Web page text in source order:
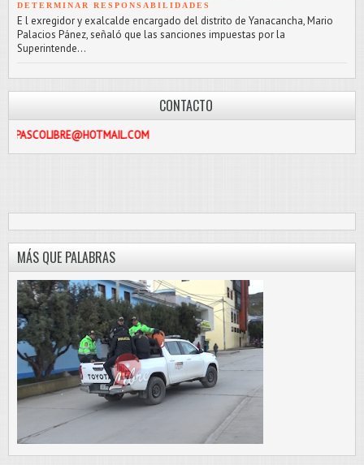
DETERMINAR RESPONSABILIDADES
E l exregidor y exalcalde encargado del distrito de Yanacancha, Mario
Palacios Pánez, señaló que las sanciones impuestas por la
Superintende...
CONTACTO
MÁS QUE PALABRAS